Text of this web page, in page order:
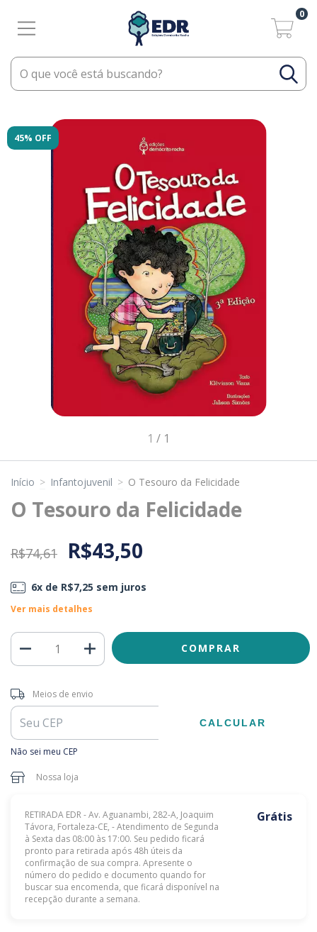
0
45% OFF
1 / 1
Início > Infantojuvenil > O Tesouro da Felicidade
O Tesouro da Felicidade
R$74,61 R$43,50
6x de R$7,25 sem juros
Ver mais detalhes
Entregas para o CEP:
Meios de envio
CALCULAR
Não sei meu CEP
Nossa loja
RETIRADA EDR - Av. Aguanambi, 282-A, Joaquim
Távora, Fortaleza-CE, - Atendimento de Segunda
à Sexta das 08:00 às 17:00. Seu pedido ficará
pronto para retirada após 48h úteis da
confirmação de sua compra. Apresente o
número do pedido e documento quando for
buscar sua encomenda, que ficará disponível na
recepção durante a semana.
Grátis